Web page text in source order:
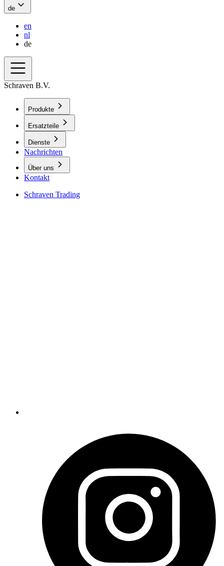
de
en
nl
de
Schraven B.V.
Produkte
Ersatzteile
Dienste
Nachrichten
Über uns
Kontakt
Schraven Trading